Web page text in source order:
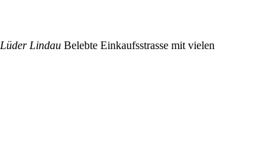
Lüder Lindau Belebte Einkaufsstrasse mit vielen